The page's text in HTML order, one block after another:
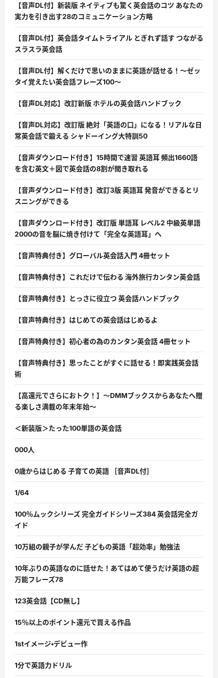
【音声DL付】新装版 ネイティブも驚く英会話のコツ あなたの
実力を引き出す28のコミュニケーション方略
【音声DL付】英会話タイムトライアル とぎれず話す つながる
スラスラ英会話
【音声DL付】解くだけで思いのままに英語が話せる！〜ゼッ
タイ覚えたい英会話フレーズ100〜
【音声DL対応】改訂新版 ホテルの英会話ハンドブック
【音声DL対応】改訂版 絶対「英語の口」になる！リアルな日
常英会話で鍛える シャドーイング大特訓50
【音声ダウンロード付き】15時間で速習 英語耳 頻出1660語
を含む英文＋図で英会話の8割が聞き取れる
【音声ダウンロード付き】改訂3版 英語耳 発音ができるとリ
スニングができる
【音声ダウンロード付き】改訂版 単語耳 レベル2 中級英単語
2000の音を脳に焼き付けて「完全な英語耳」へ
【音声特典付き】グローバル英会話入門 4冊セット
【音声特典付き】これだけで伝わる 海外旅行カンタン英会話
【音声特典付き】とっさに役立つ 英会話ハンドブック
【音声特典付き】はじめての英会話はじめるよ
【音声特典付き】初心者の為のカンタン英会話 4冊セット
【音声特典付き】思ったことがすぐに話せる！即実践英会話
術
【高還元でさらにおトク！】〜DMMブックスからあなたへ贈
る楽しさ満載の年末年始〜
＜新装版＞たった100単語の英会話
000人
0歳からはじめる 子育ての英語 ［音声DL付］
1/64
100％ムックシリーズ 完全ガイドシリーズ384 英会話完全ガ
イド
10万組の親子が学んだ 子どもの英語「超効率」勉強法
10年ぶりの英語なのに話せた！あてはめて使うだけ英語の超
万能フレーズ78
123英会話【CD無し】
15％以上のポイント還元で買える作品
1stイメージ・デビュー作
1分で英語力ドリル